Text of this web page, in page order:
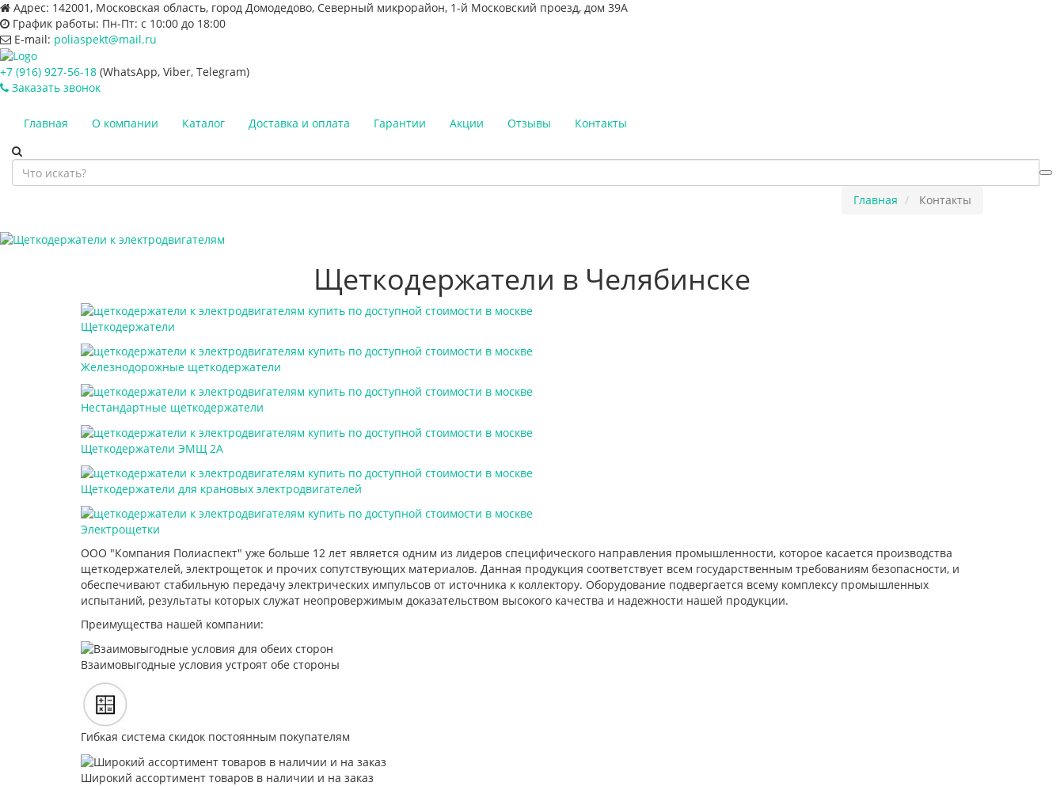
Адрес: 142001, Московская область, город Домодедово, Северный микрорайон, 1-й Московский проезд, дом 39А
График работы: Пн-Пт: с 10:00 до 18:00
E-mail: poliaspekt@mail.ru
+7 (916) 927-56-18 (WhatsApp, Viber, Telegram)
Заказать звонок
Главная О компании Каталог Доставка и оплата Гарантии Акции Отзывы Контакты
Главная Контакты
Щеткодержатели в Челябинске
Щеткодержатели
Железнодорожные щеткодержатели
Нестандартные щеткодержатели
Щеткодержатели ЭМЩ 2А
Щеткодержатели для крановых электродвигателей
Электрощетки
ООО "Компания Полиаспект" уже больше 12 лет является одним из лидеров специфического направления промышленности, которое касается производства
щеткодержателей, электрощеток и прочих сопутствующих материалов. Данная продукция соответствует всем государственным требованиям безопасности, и
обеспечивают стабильную передачу электрических импульсов от источника к коллектору. Оборудование подвергается всему комплексу промышленных
испытаний, результаты которых служат неопровержимым доказательством высокого качества и надежности нашей продукции.
Преимущества нашей компании:
Взаимовыгодные условия устроят обе стороны
Гибкая система скидок постоянным покупателям
Широкий ассортимент товаров в наличии и на заказ